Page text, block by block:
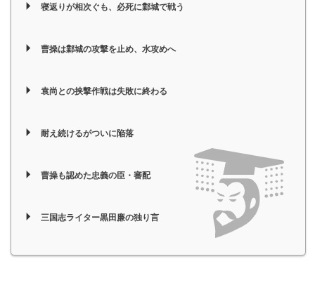
寝返りが相次ぐも、必死に鄴城で戦う
曹操は鄴城の攻撃を止め、水攻めへ
袁尚との挟撃作戦は失敗に終わる
耐え続けるがついに陥落
曹操も認めた忠義の臣・審配
三国志ライター黒田廉の独り言